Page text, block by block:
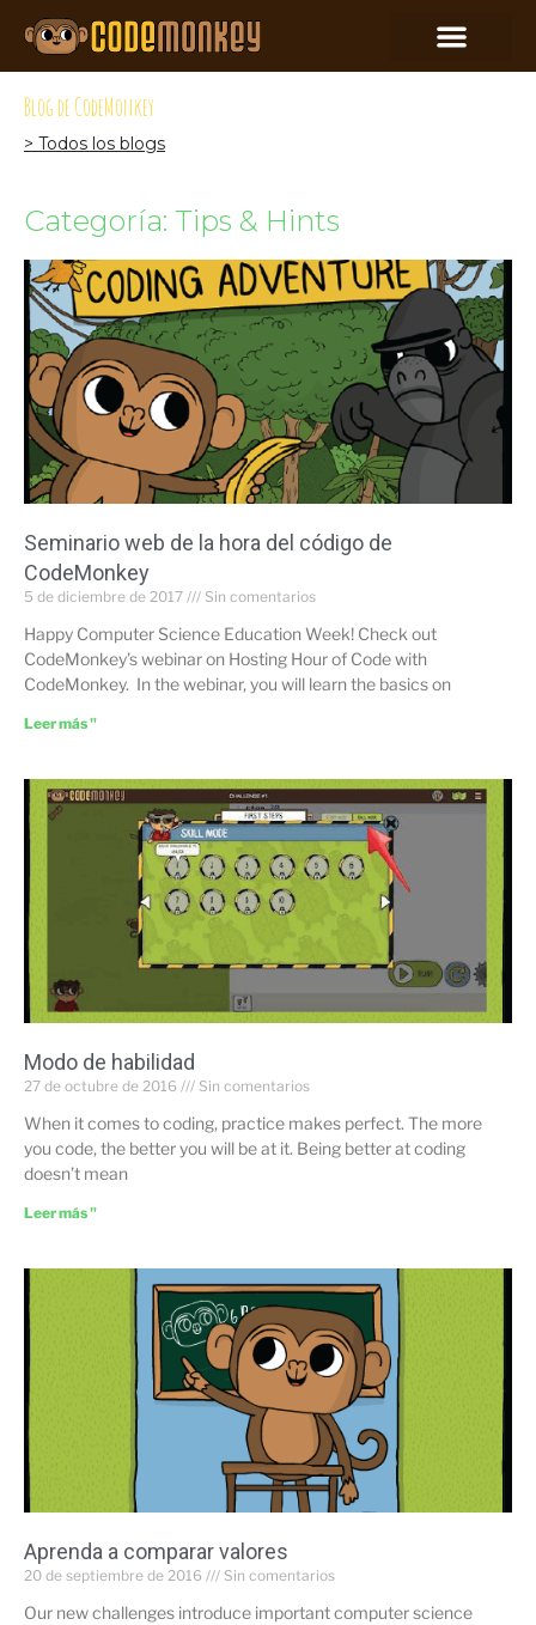
Blog de CodeMonkey
> Todos los blogs
Categoría: Tips & Hints
Seminario web de la hora del código de
CodeMonkey
5 de diciembre de 2017 Sin comentarios
Happy Computer Science Education Week! Check out
CodeMonkey’s webinar on Hosting Hour of Code with
CodeMonkey. In the webinar, you will learn the basics on
Leer más "
Modo de habilidad
27 de octubre de 2016 Sin comentarios
When it comes to coding, practice makes perfect. The more
you code, the better you will be at it. Being better at coding
doesn’t mean
Leer más "
Aprenda a comparar valores
20 de septiembre de 2016 Sin comentarios
Our new challenges introduce important computer science